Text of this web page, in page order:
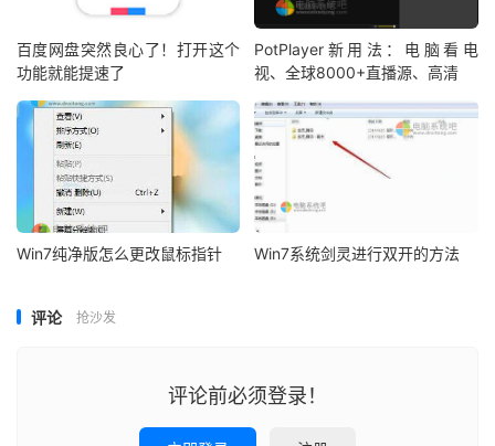
百度网盘突然良心了！打开这个
功能就能提速了
PotPlayer新用法：电脑看电
视、全球8000+直播源、高清
Win7纯净版怎么更改鼠标指针 Win7系统剑灵进行双开的方法
评论 抢沙发
评论前必须登录！